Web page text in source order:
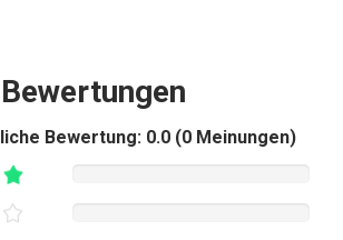
Bewertungen
Bewertung: 0.0 (0 Meinungen)